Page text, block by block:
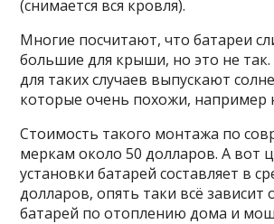
(снимается вся кровля).
Многие посчитают, что батареи
большие для крыши, но это не
для таких случаев выпускают
которые очень похожи, например
Стоимость такого монтажа по
меркам около 50 долларов. А вот
установки батарей составляет в
долларов, опять таки всё зависит
батарей по отоплению дома и